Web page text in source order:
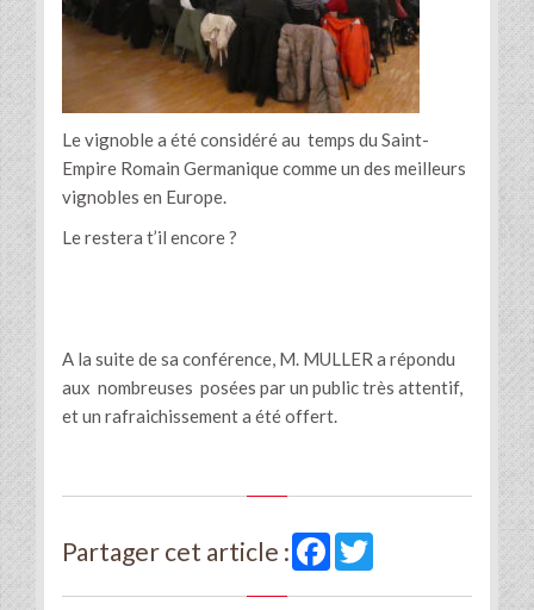
Le vignoble a été considéré au temps du Saint-
Empire Romain Germanique comme un des meilleurs
vignobles en Europe.
Le restera t’il encore ?
A la suite de sa conférence, M. MULLER a répondu
aux nombreuses posées par un public très attentif,
et un rafraichissement a été offert.
Partager cet article : Facebook